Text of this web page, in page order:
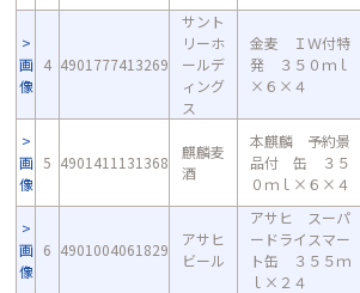
画
像
4 4901777413269
サント
リーホ
ールデ
ィング
ス
金麦 ＩＷ付特
発 ３５０ｍｌ
×６×４
画
像
5 4901411131368
麒麟麦
酒
本麒麟 予約景
品付 缶 ３５
０ｍｌ×６×４
画
像
6 4901004061829
アサヒ
ビール
アサヒ スーパ
ードライスマー
ト缶 ３５５ｍ
ｌ×２４